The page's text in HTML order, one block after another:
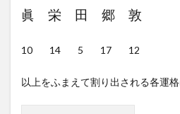
眞 栄 田 郷 敦
10 14 5 17 12
以上をふまえて割り出される各運格